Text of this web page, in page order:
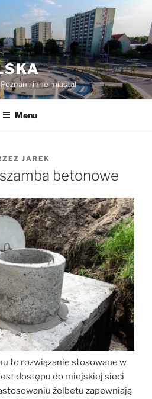
i inne miasta!
Menu
JAREK
betonowe
to rozwiązanie stosowane w
dostępu do miejskiej sieci
żelbetu zapewniają